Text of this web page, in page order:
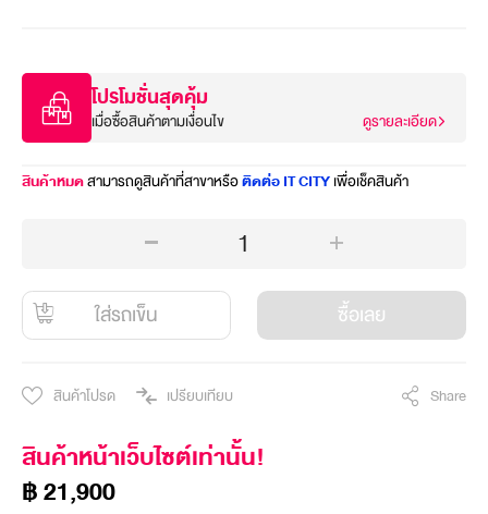
โปรโมชั่นสุดคุ้ม
เมื่อซื้อสินค้าตามเงื่อนไข ดูรายละเอียด
สินค้าหมดสามารถดูสินค้าที่สาขาหรือติดต่อ IT CITYเพื่อเช็คสินค้า
1
ใส่รถเข็น ซื้อเลย
สินค้าโปรด เปรียบเทียบ Share
สินค้าหน้าเว็บไซต์เท่านั้น!
฿ 21,900